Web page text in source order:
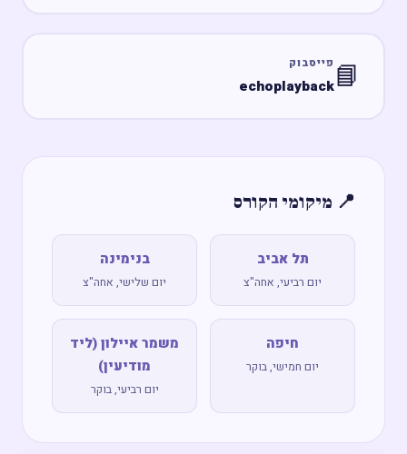
📘פייסבוק
echoplayback
📍 מיקומי הקורס
תל אביב
יום רביעי, אחה"צ
בנימינה
יום שלישי, אחה"צ
חיפה
יום חמישי, בוקר
משמר איילון (ליד
מודיעין)
יום רביעי, בוקר